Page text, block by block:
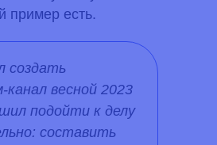
пример есть.
создать
канал весной 2023
подойти к делу
составить